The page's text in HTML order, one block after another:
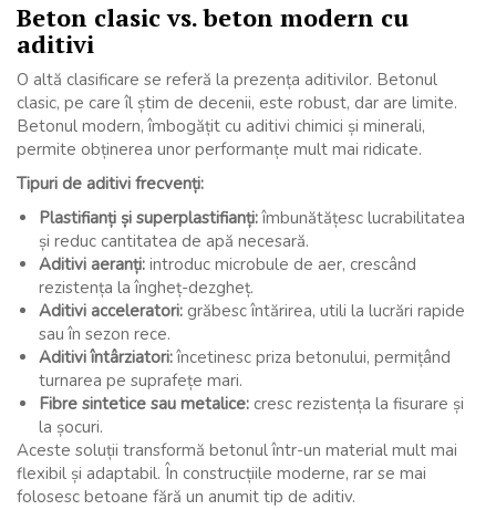
Beton clasic vs. beton modern cu
aditivi
O altă clasificare se referă la prezența aditivilor. Betonul
clasic, pe care îl știm de decenii, este robust, dar are limite.
Betonul modern, îmbogățit cu aditivi chimici și minerali,
permite obținerea unor performanțe mult mai ridicate.
Tipuri de aditivi frecvenți:
Plastifianți și superplastifianți:îmbunătățesc lucrabilitatea
și reduc cantitatea de apă necesară.
Aditivi aeranți: introduc microbule de aer, crescând
rezistența la îngheț-dezgheț.
Aditivi acceleratori: grăbesc întărirea, utili la lucrări rapide
sau în sezon rece.
Aditivi întârziatori:încetinesc priza betonului, permițând
turnarea pe suprafețe mari.
Fibre sintetice sau metalice: cresc rezistența la fisurare și
la șocuri.
Aceste soluții transformă betonul într-un material mult mai
flexibil și adaptabil. În construcțiile moderne, rar se mai
folosesc betoane fără un anumit tip de aditiv.